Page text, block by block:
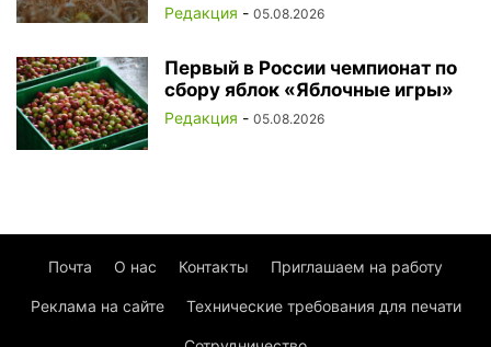
Редакция - 05.08.2026
Первый в России чемпионат по
сбору яблок «Яблочные игры»
Редакция - 05.08.2026
Почта О нас Контакты Приглашаем на работу
Реклама на сайте Технические требования для печати